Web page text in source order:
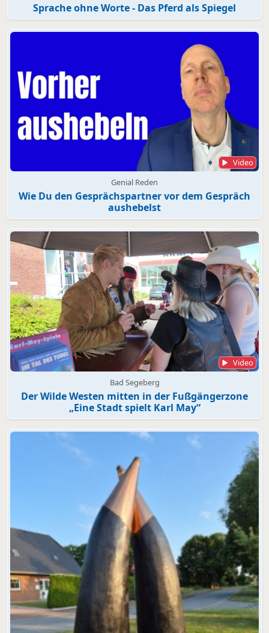
Sprache ohne Worte - Das Pferd als Spiegel
Video
Genial Reden
Wie Du den Gesprächspartner vor dem Gespräch
aushebelst
Video
Bad Segeberg
Der Wilde Westen mitten in der Fußgängerzone
„Eine Stadt spielt Karl May“